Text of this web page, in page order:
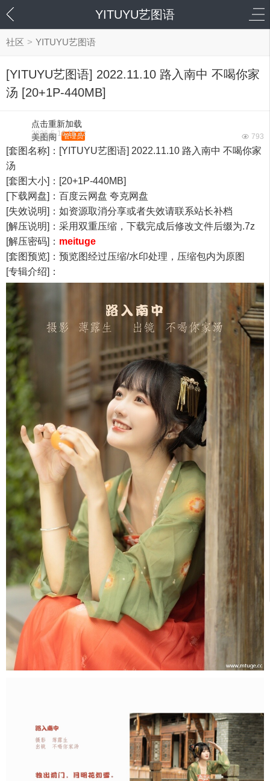
YITUYU艺图语
社区 > YITUYU艺图语
[YITUYU艺图语] 2022.11.10 路入南中 不喝你家
汤 [20+1P-440MB]
点击重新加载
793
美图阁 管理员
2026-5-16 15:22
[套图名称]：[YITUYU艺图语] 2022.11.10 路入南中 不喝你家
汤
[套图大小]：[20+1P-440MB]
[下载网盘]：百度云网盘 夸克网盘
[失效说明]：如资源取消分享或者失效请联系站长补档
[解压说明]：采用双重压缩，下载完成后修改文件后缀为.7z
[解压密码]： meituge
[套图预览]：预览图经过压缩/水印处理，压缩包内为原图
[专辑介绍]：